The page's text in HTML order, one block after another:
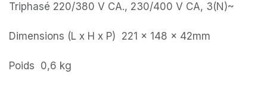
Triphasé 220/380 V CA., 230/400 V CA, 3(N)~
Dimensions (L x H x P) 221 × 148 × 42mm
Poids 0,6 kg